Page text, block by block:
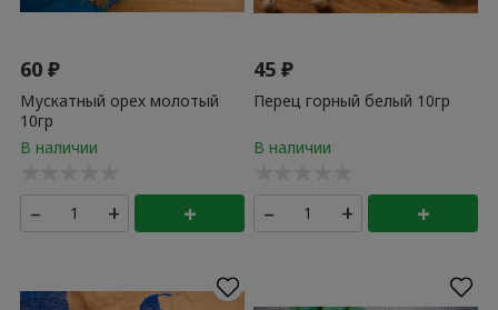
60₽
Мускатный орех молотый
10гр
– + +
45₽
Перец горный белый 10гр
– + +